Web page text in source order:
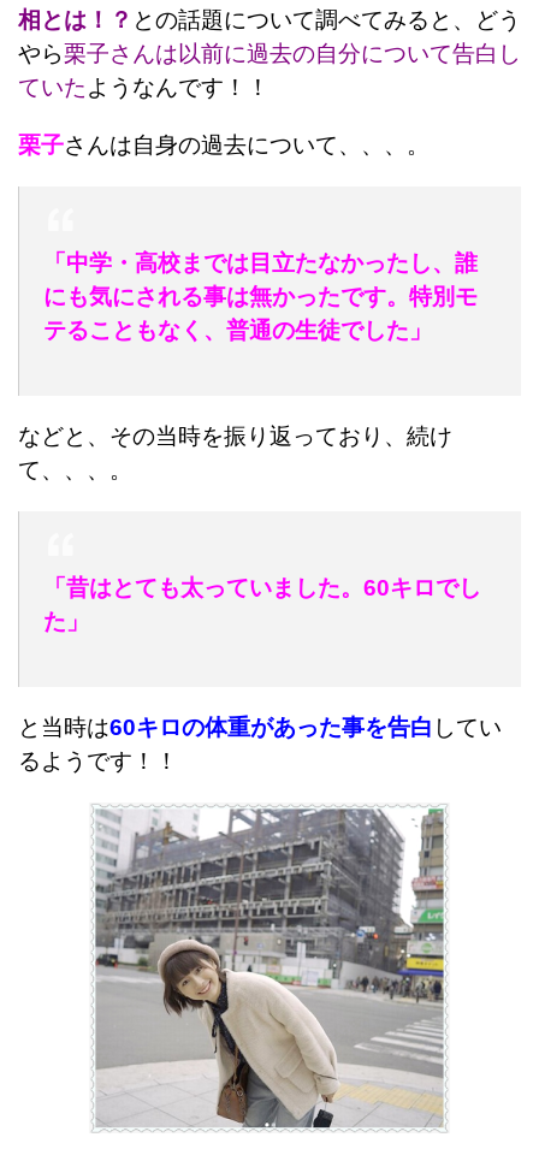
相とは！？ との話題について調べてみると、どう
やら栗子さんは以前に過去の自分について告白し
ていたようなんです！！
栗子さんは自身の過去について、、、。
「中学・高校までは目立たなかったし、誰
にも気にされる事は無かったです。特別モ
テることもなく、普通の生徒でした」
などと、その当時を振り返っており、続け
て、、、。
「昔はとても太っていました。60キロでし
た」
と当時は60キロの体重があった事を告白 してい
るようです！！